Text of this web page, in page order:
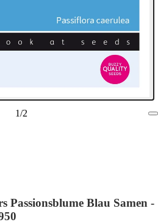
1/2
Passionsblume Blau Samen -